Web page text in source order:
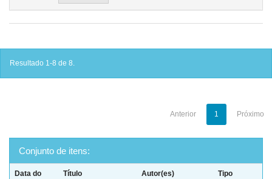
Resultado 1-8 de 8.
Anterior 1 Próximo
Conjunto de itens:
Data do
Título Autor(es) Tipo